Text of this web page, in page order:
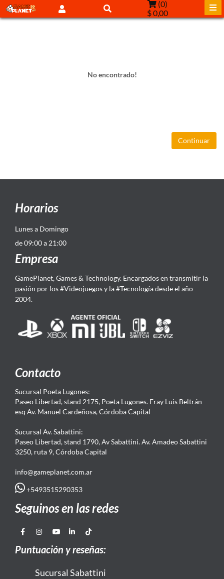
(0)
$ 0,00
No encontrado!
Continuar
Horarios
Lunes a Domingo
de 09:00 a 21:00
Empresa
GamePlanet, Games & Technology. Encargados en transmitir la
pasión por los #Videojuegos y la #Tecnología desde el año
2004.
Contacto
Sucursal Poeta Lugones:
Paseo Libertad, stand 2175, Poeta Lugones. Fray Luis Beltrán
esq Av. Manuel Cardeñosa, Córdoba Capital
Sucursal Av. Sabattini:
Paseo Libertad, stand 1790, Av Sabattini. Av. Amadeo Sabattini
3250, ruta 9, Córdoba Capital
info@gameplanet.com.ar
+5493515290353
Seguinos en las redes
Puntuación y reseñas:
Sucursal Sabattini